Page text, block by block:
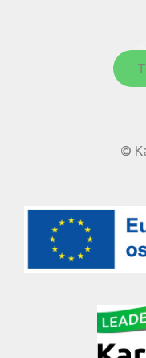
©